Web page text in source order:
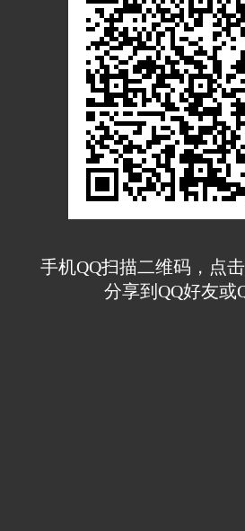
手机QQ扫描二维码，点击
分享到QQ好友或